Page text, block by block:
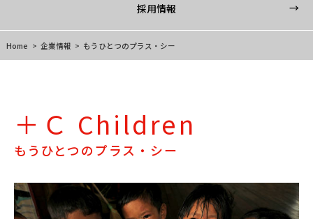
採用情報
Home > 企業情報 > もうひとつのプラス・シー
＋Ｃ Children
もうひとつのプラス・シー